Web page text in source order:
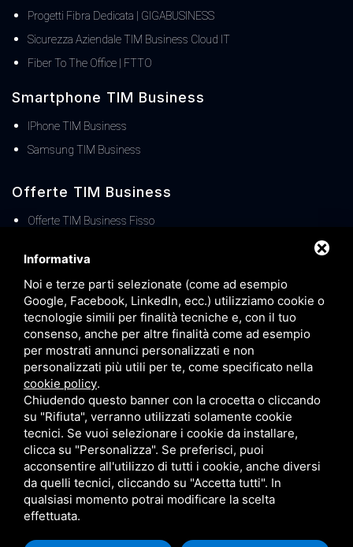
Progetti Fibra Dedicata | GIGABUSINESS
Sicurezza Aziendale TIM Business Cloud IT
Fiber To The Office | FTTO
Smartphone TIM Business
IPhone TIM Business
Samsung TIM Business
Offerte TIM Business
Offerte TIM Business Fisso
TIM Business Centralino Cloud
Offerte TIM Unica Business
Servizio Denat TIM Business
TIM BUSINESS 5G
TIM Business Servizi IT
Offerte TIM Business Voucher FIBRA
Offerta TIM Energia
Informativa
Noi e terze parti selezionate (come ad esempio
Google, Facebook, LinkedIn, ecc.) utilizziamo cookie o
tecnologie simili per finalità tecniche e, con il tuo
consenso, anche per altre finalità come ad esempio
per mostrati annunci personalizzati e non
personalizzati più utili per te, come specificato nella
cookie policy.
Chiudendo questo banner con la crocetta o cliccando
su "Rifiuta", verranno utilizzati solamente cookie
tecnici. Se vuoi selezionare i cookie da installare,
clicca su "Personalizza". Se preferisci, puoi
acconsentire all'utilizzo di tutti i cookie, anche diversi
da quelli tecnici, cliccando su "Accetta tutti". In
qualsiasi momento potrai modificare la scelta
effettuata.